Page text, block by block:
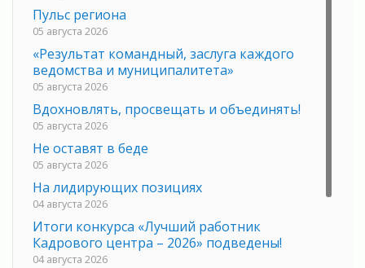
Пульс региона
05 августа 2026
«Результат командный, заслуга каждого
ведомства и муниципалитета»
05 августа 2026
Вдохновлять, просвещать и объединять!
05 августа 2026
Не оставят в беде
05 августа 2026
На лидирующих позициях
04 августа 2026
Итоги конкурса «Лучший работник
Кадрового центра – 2026» подведены!
04 августа 2026